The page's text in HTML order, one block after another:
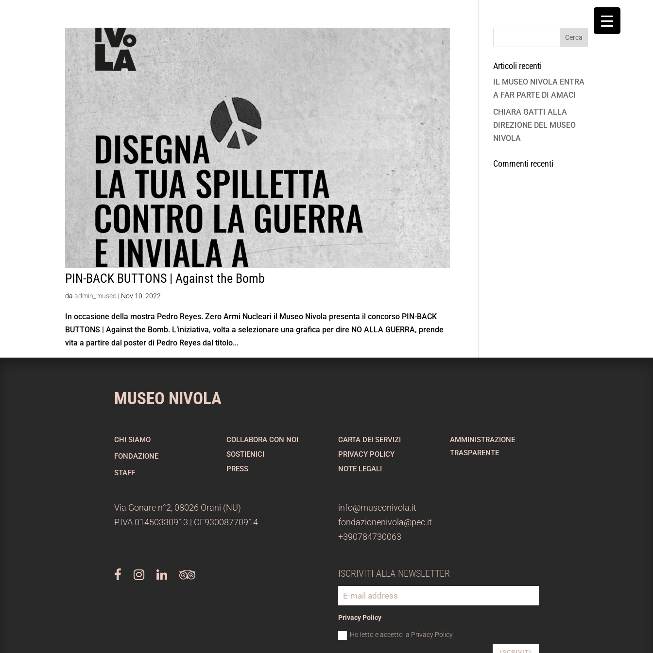
PIN-BACK BUTTONS | Against the Bomb
daadmin_museo | Nov 10, 2022
In occasione della mostra Pedro Reyes. Zero Armi Nucleari il Museo Nivola presenta il concorso PIN-BACK
BUTTONS | Against the Bomb. L’iniziativa, volta a selezionare una grafica per dire NO ALLA GUERRA, prende
vita a partire dal poster di Pedro Reyes dal titolo...
Articoli recenti
IL MUSEO NIVOLA ENTRA
A FAR PARTE DI AMACI
CHIARA GATTI ALLA
DIREZIONE DEL MUSEO
NIVOLA
Commenti recenti
MUSEO NIVOLA
CHI SIAMO
FONDAZIONE
STAFF
COLLABORA CON NOI
SOSTIENICI
PRESS
CARTA DEI SERVIZI
PRIVACY POLICY
NOTE LEGALI
AMMINISTRAZIONE
TRASPARENTE
Via Gonare n°2, 08026 Orani (NU)
P.IVA 01450330913 | CF93008770914
info@museonivola.it
fondazionenivola@pec.it
+390784730063
ISCRIVITI ALLA NEWSLETTER
Privacy Policy
Ho letto e accetto la Privacy Policy